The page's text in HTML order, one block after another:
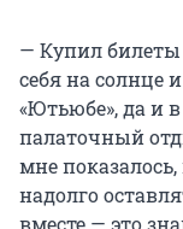
— Купил
себя на солнце
«Ютьюбе», да и
палаточный
мне показалось,
надолго
вместе — это